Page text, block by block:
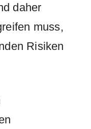
daher
muss,
Risiken